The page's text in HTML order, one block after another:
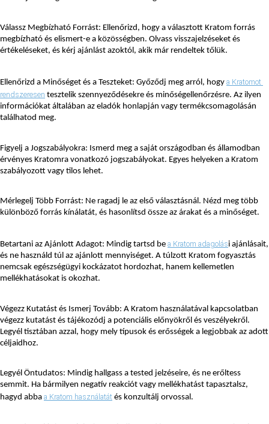
Válassz Megbízható Forrást: Ellenőrizd, hogy a választott Kratom forrás
megbízható és elismert-e a közösségben. Olvass visszajelzéseket és
értékeléseket, és kérj ajánlást azoktól, akik már rendeltek tőlük.
Ellenőrizd a Minőséget és a Teszteket: Győződj meg arról, hogy a Kratomot
rendszeresen tesztelik szennyeződésekre és minőségellenőrzésre. Az ilyen
információkat általában az eladók honlapján vagy termékcsomagolásán
találhatod meg.
Figyelj a Jogszabályokra: Ismerd meg a saját országodban és államodban
érvényes Kratomra vonatkozó jogszabályokat. Egyes helyeken a Kratom
szabályozott vagy tilos lehet.
Mérlegelj Több Forrást: Ne ragadj le az első választásnál. Nézd meg több
különböző forrás kínálatát, és hasonlítsd össze az árakat és a minőséget.
Betartani az Ajánlott Adagot: Mindig tartsd be a Kratom adagolási ajánlásait,
és ne használd túl az ajánlott mennyiséget. A túlzott Kratom fogyasztás
nemcsak egészségügyi kockázatot hordozhat, hanem kellemetlen
mellékhatásokat is okozhat.
Végezz Kutatást és Ismerj Tovább: A Kratom használatával kapcsolatban
végezz kutatást és tájékozódj a potenciális előnyökről és veszélyekről.
Legyél tisztában azzal, hogy mely típusok és erősségek a legjobbak az adott
céljaidhoz.
Legyél Öntudatos: Mindig hallgass a tested jelzéseire, és ne erőltess
semmit. Ha bármilyen negatív reakciót vagy mellékhatást tapasztalsz,
hagyd abba a Kratom használatát és konzultálj orvossal.